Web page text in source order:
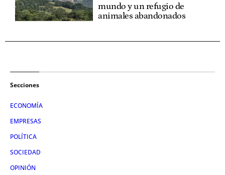
mundo y un refugio de
animales abandonados
Secciones
ECONOMÍA
EMPRESAS
POLÍTICA
SOCIEDAD
OPINIÓN